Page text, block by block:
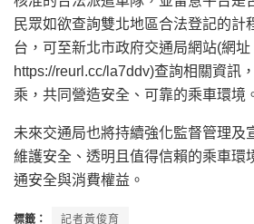
民眾如欲查詢雙北地區合法登記的計
台，可至新北市政府交通局網站(網址
https://reurl.cc/la7ddv)查詢相關資訊
乘，共同營造安全、可靠的乘車環境
未來交通局也將持續強化監督管理及
維護安全、透明且值得信賴的乘車環
通安全與消費權益。
標籤： 記者黃俊育